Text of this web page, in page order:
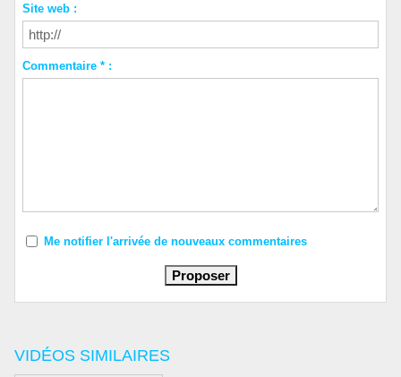
VIDÉOS SIMILAIRES
Site web :
Commentaire * :
Me notifier l'arrivée de nouveaux commentaires